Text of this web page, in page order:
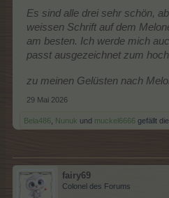
Es sind alle drei sehr schön,
weissen Schrift auf dem
am besten. Ich werde mich
passt ausgezeichnet zum
zu meinen Gelüsten nach
29 Mai 2026
Bela486, Nunuk und muckel6666 gefällt
fairy69
Colonel des Forums